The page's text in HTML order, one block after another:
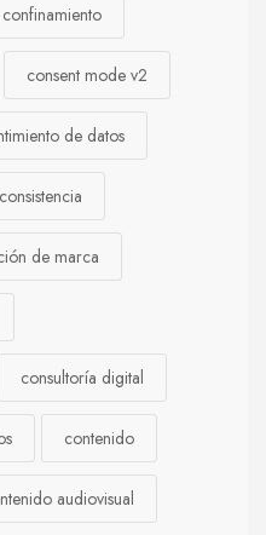
confinamiento
consent mode v2
de datos
consistencia
de marca
consultoría digital
contenido
audiovisual